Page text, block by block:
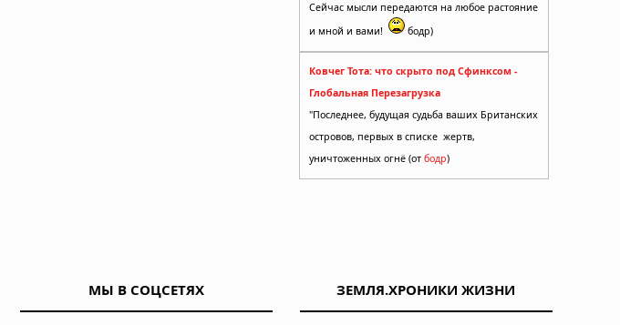
Сейчас мысли передаются на любое растояние
и мной и вами!
бодр)
Ковчег Тота: что скрыто под Сфинксом -
Глобальная Перезагрузка
"Последнее, будущая судьба ваших Британских
островов, первых в списке жертв,
уничтоженных огнё (от бодр)
МЫ В СОЦСЕТЯХ ЗЕМЛЯ.ХРОНИКИ ЖИЗНИ